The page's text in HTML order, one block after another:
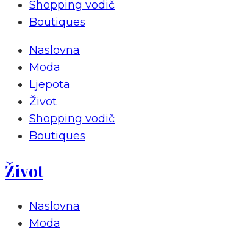
Shopping vodič
Boutiques
Naslovna
Moda
Ljepota
Život
Shopping vodič
Boutiques
Život
Naslovna
Moda